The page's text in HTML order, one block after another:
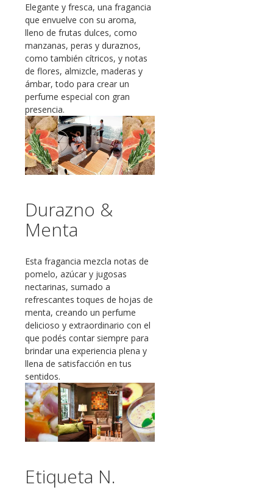
Elegante y fresca, una fragancia
que envuelve con su aroma,
lleno de frutas dulces, como
manzanas, peras y duraznos,
como también cítricos, y notas
de flores, almizcle, maderas y
ámbar, todo para crear un
perfume especial con gran
presencia.
Durazno &
Menta
Esta fragancia mezcla notas de
pomelo, azúcar y jugosas
nectarinas, sumado a
refrescantes toques de hojas de
menta, creando un perfume
delicioso y extraordinario con el
que podés contar siempre para
brindar una experiencia plena y
llena de satisfacción en tus
sentidos.
Etiqueta N.